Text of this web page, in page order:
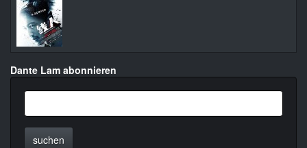
Dante Lam abonnieren
suchen